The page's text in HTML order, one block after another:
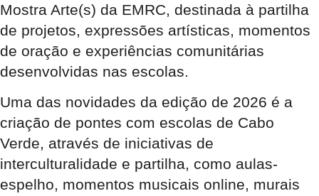
Mostra Arte(s) da EMRC, destinada à partilha
de projetos, expressões artísticas, momentos
de oração e experiências comunitárias
desenvolvidas nas escolas.
Uma das novidades da edição de 2026 é a
criação de pontes com escolas de Cabo
Verde, através de iniciativas de
interculturalidade e partilha, como aulas-
espelho, momentos musicais online, murais